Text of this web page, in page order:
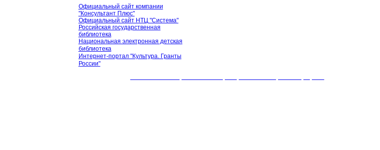
Официальный сайт компании
"Консультант Плюс"
Официальный сайт НТЦ "Система"
Российская государственная
библиотека
Национальная электронная детская
библиотека
Интернет-портал "Культура. Гранты
России"